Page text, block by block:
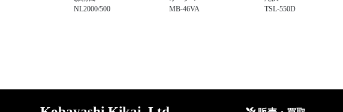
NL2000/500
MB-46VA
TSL-550D